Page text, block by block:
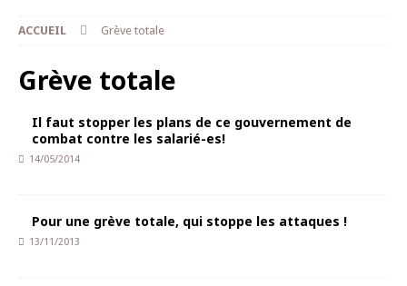
ACCUEIL Grève totale
Grève totale
Il faut stopper les plans de ce gouvernement de
combat contre les salarié-es!
14/05/2014
Pour une grève totale, qui stoppe les attaques !
13/11/2013